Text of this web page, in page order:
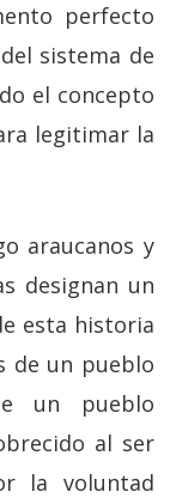
perfecto
sistema de
el concepto
legitimar la
araucanos y
designan un
esta historia
de un pueblo
un pueblo
al ser
la voluntad